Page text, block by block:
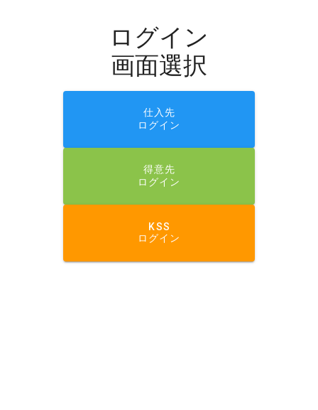
ログイン
画面選択
仕入先
ログイン
得意先
ログイン
KSS
ログイン